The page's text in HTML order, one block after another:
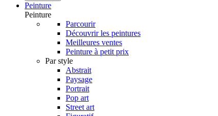
Peinture
Peinture
Parcourir
Découvrir les peintures
Meilleures ventes
Peinture à petit prix
Par style
Abstrait
Paysage
Portrait
Pop art
Street art